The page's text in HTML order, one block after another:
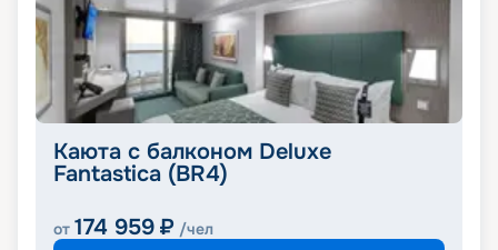
Каюта с балконом Deluxe
Fantastica (BR4)
от 174 959 ₽ /чел